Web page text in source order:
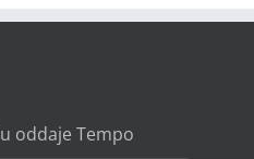
oddaje Tempo